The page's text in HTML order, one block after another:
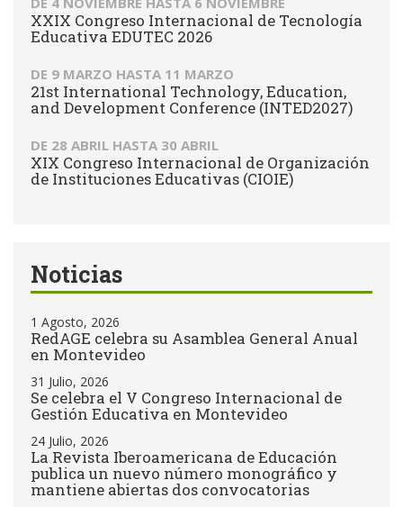
XXIX Congreso Internacional de Tecnología
Educativa EDUTEC 2026
DE 9 MARZO HASTA 11 MARZO
21st International Technology, Education,
and Development Conference (INTED2027)
DE 28 ABRIL HASTA 30 ABRIL
XIX Congreso Internacional de Organización
de Instituciones Educativas (CIOIE)
Noticias
1 Agosto, 2026
RedAGE celebra su Asamblea General Anual
en Montevideo
31 Julio, 2026
Se celebra el V Congreso Internacional de
Gestión Educativa en Montevideo
24 Julio, 2026
La Revista Iberoamericana de Educación
publica un nuevo número monográfico y
mantiene abiertas dos convocatorias